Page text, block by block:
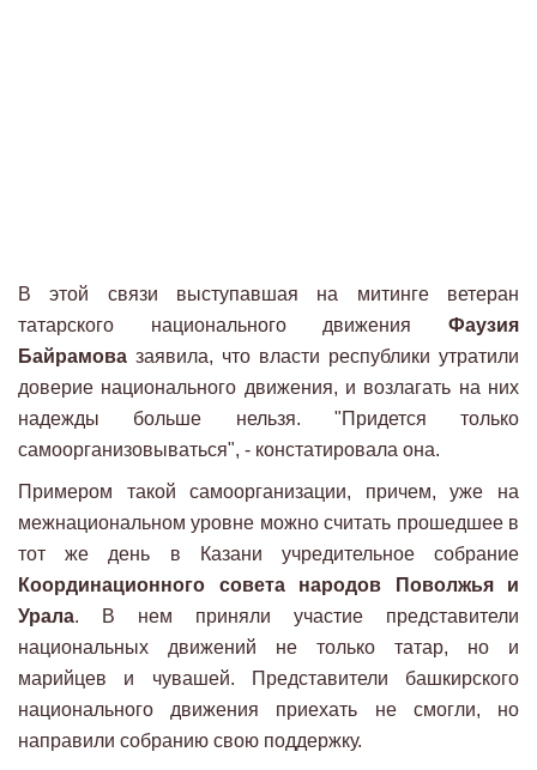
В этой связи выступавшая на митинге ветеран
татарского национального движения Фаузия
Байрамова заявила, что власти республики утратили
доверие национального движения, и возлагать на них
надежды больше нельзя. "Придется только
самоорганизовываться", - констатировала она.
Примером такой самоорганизации, причем, уже на
межнациональном уровне можно считать прошедшее в
тот же день в Казани учредительное собрание
Координационного совета народов Поволжья и
Урала. В нем приняли участие представители
национальных движений не только татар, но и
марийцев и чувашей. Представители башкирского
национального движения приехать не смогли, но
направили собранию свою поддержку.